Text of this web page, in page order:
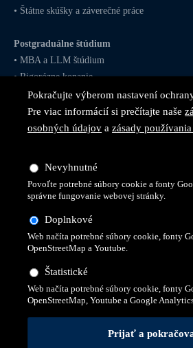
• Štátne skúšky a záverečné práce
Postgraduálne štúdium
•MBAaLLM štúdium
•Rigorózne konanie
© 2026 Všetky práva vyhradené pre Vysokú
Pokračujte výberom nastavení
Pre viac informácií si prečítajte naše
osobných údajov azásady
Nevyhnutné
Povoľte potrebné súbory cookie a fonty
správne fungovanie webovej stránky.
Doplnkové
Web načíta potrebné súbory cookie, fonty
OpenStreetMap a Youtube.
Štatistické
Web načíta potrebné súbory cookie, fonty
OpenStreetMap, Youtube a Google